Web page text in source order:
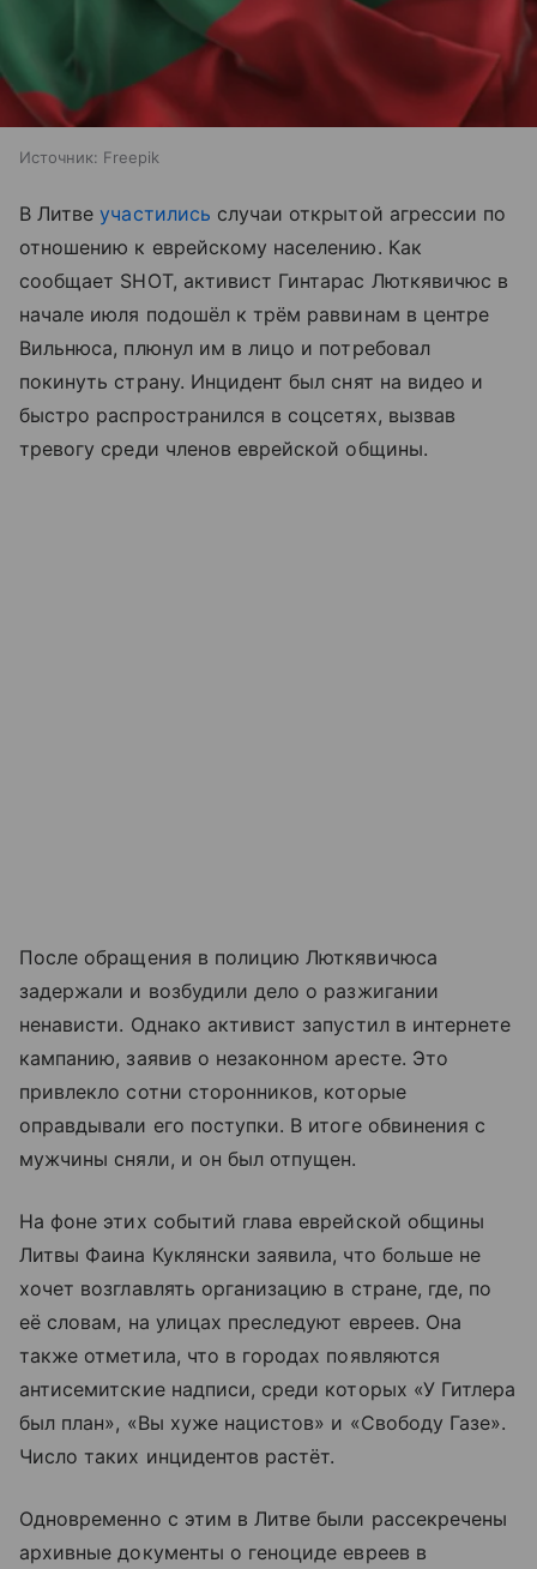
Источник: Freepik
В Литвеучастились случаи открытой агрессии по
отношению к еврейскому населению. Как
сообщает SHOT, активист Гинтарас Люткявичюс в
начале июля подошёл к трём раввинам в центре
Вильнюса, плюнул им в лицо и потребовал
покинуть страну. Инцидент был снят на видео и
быстро распространился в соцсетях, вызвав
тревогу среди членов еврейской общины.
После обращения в полицию Люткявичюса
задержали и возбудили дело о разжигании
ненависти. Однако активист запустил в интернете
кампанию, заявив о незаконном аресте. Это
привлекло сотни сторонников, которые
оправдывали его поступки. В итоге обвинения с
мужчины сняли, и он был отпущен.
На фоне этих событий глава еврейской общины
Литвы Фаина Куклянски заявила, что больше не
хочет возглавлять организацию в стране, где, по
её словам, на улицах преследуют евреев. Она
также отметила, что в городах появляются
антисемитские надписи, среди которых «У Гитлера
был план», «Вы хуже нацистов» и «Свободу Газе».
Число таких инцидентов растёт.
Одновременно с этим в Литве были рассекречены
архивные документы о геноциде евреев в